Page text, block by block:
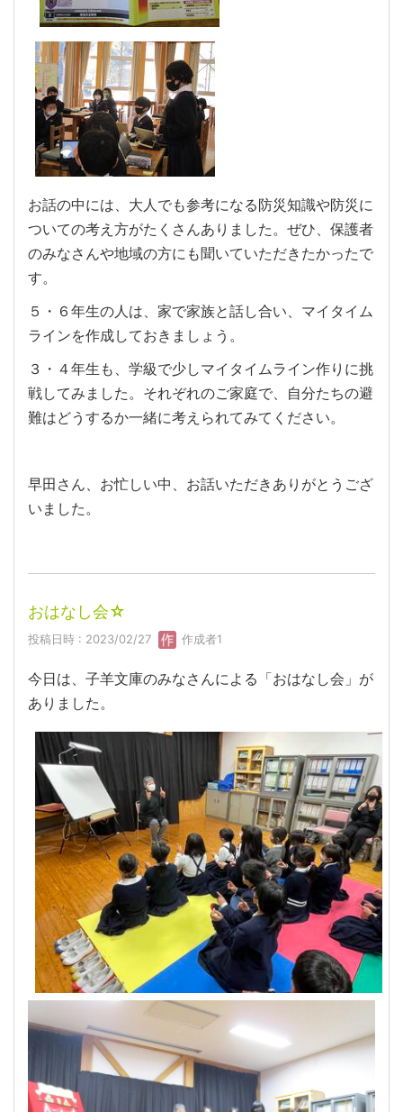
お話の中には、大人でも参考になる防災知識や防災に
ついての考え方がたくさんありました。ぜひ、保護者
のみなさんや地域の方にも聞いていただきたかったで
す。
５・６年生の人は、家で家族と話し合い、マイタイム
ラインを作成しておきましょう。
３・４年生も、学級で少しマイタイムライン作りに挑
戦してみました。それぞれのご家庭で、自分たちの避
難はどうするか一緒に考えられてみてください。
早田さん、お忙しい中、お話いただきありがとうござ
いました。
おはなし会☆
投稿日時 : 2023/02/27 作成者1
今日は、子羊文庫のみなさんによる「おはなし会」が
ありました。